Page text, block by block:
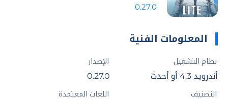
0.27.0
المعلومات الفنية
نظام التشغيل
أندرويد 4.3 أو أحدث
الإصدار
0.27.0
التصنيف اللغات المعتمدة